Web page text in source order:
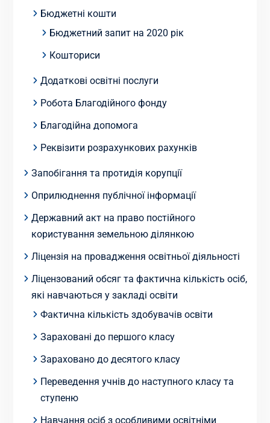
Бюджетні кошти
Бюджетний запит на 2020 рік
Кошториси
Додаткові освітні послуги
Робота Благодійного фонду
Благодійна допомога
Реквізити розрахункових рахунків
Запобігання та протидія корупції
Оприлюднення публічної інформації
Державний акт на право постійного
користування земельною ділянкою
Ліцензія на провадження освітньої діяльності
Ліцензований обсяг та фактична кількість осіб,
які навчаються у закладі освіти
Фактична кількість здобувачів освіти
Зараховані до першого класу
Зараховано до десятого класу
Переведення учнів до наступного класу та
ступеню
Навчання осіб з особливими освітніми